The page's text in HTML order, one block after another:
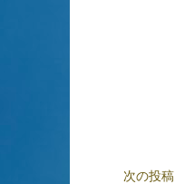
次の投稿